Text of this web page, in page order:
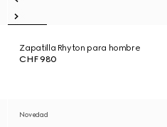
Zapatilla Rhyton para hombre
CHF 980
Novedad